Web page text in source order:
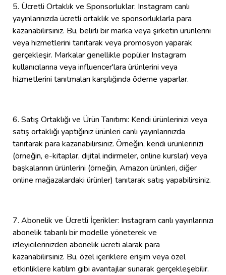
5. Ücretli Ortaklık ve Sponsorluklar: Instagram canlı
yayınlarınızda ücretli ortaklık ve sponsorluklarla para
kazanabilirsiniz. Bu, belirli bir marka veya şirketin ürünlerini
veya hizmetlerini tanıtarak veya promosyon yaparak
gerçekleşir. Markalar genellikle popüler Instagram
kullanıcılarına veya influencer'lara ürünlerini veya
hizmetlerini tanıtmaları karşılığında ödeme yaparlar.
6. Satış Ortaklığı ve Ürün Tanıtımı: Kendi ürünlerinizi veya
satış ortaklığı yaptığınız ürünleri canlı yayınlarınızda
tanıtarak para kazanabilirsiniz. Örneğin, kendi ürünlerinizi
(örneğin, e-kitaplar, dijital indirmeler, online kurslar) veya
başkalarının ürünlerini (örneğin, Amazon ürünleri, diğer
online mağazalardaki ürünler) tanıtarak satış yapabilirsiniz.
7. Abonelik ve Ücretli İçerikler: Instagram canlı yayınlarınızı
abonelik tabanlı bir modelle yöneterek ve
izleyicilerinizden abonelik ücreti alarak para
kazanabilirsiniz. Bu, özel içeriklere erişim veya özel
etkinliklere katılım gibi avantajlar sunarak gerçekleşebilir.